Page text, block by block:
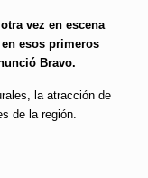
vez en escena
esos primeros
Bravo.
la atracción de
de la región.